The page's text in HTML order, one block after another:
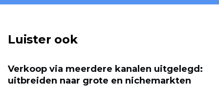
Luister ook
Verkoop via meerdere kanalen uitgelegd:
uitbreiden naar grote en nichemarkten